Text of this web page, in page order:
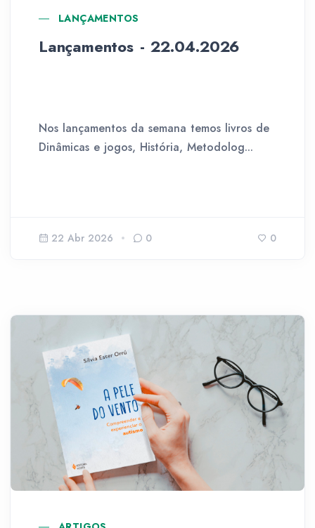
LANÇAMENTOS
Lançamentos - 22.04.2026
Nos lançamentos da semana temos livros de
Dinâmicas e jogos, História, Metodolog...
22 Abr 2026 0 0